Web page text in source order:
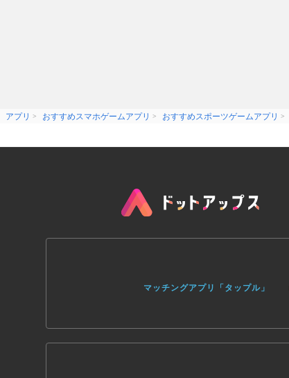
アプリ おすすめスマホゲームアプリ おすすめスポーツゲームアプリ
マッチングアプリ「タップル」